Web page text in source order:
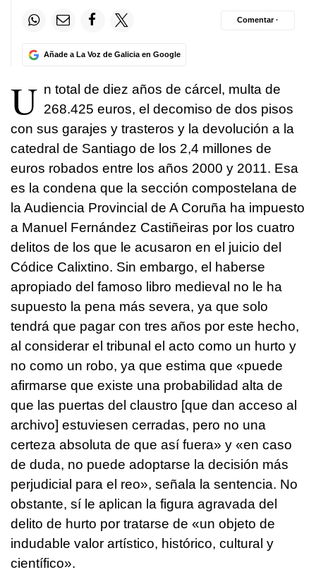
Añade a La Voz de Galicia en Google
Comentar ·
U n total de diez años de cárcel, multa de
268.425 euros, el decomiso de dos pisos
con sus garajes y trasteros y la devolución a la
catedral de Santiago de los 2,4 millones de
euros robados entre los años 2000 y 2011. Esa
es la condena que la sección compostelana de
la Audiencia Provincial de A Coruña ha impuesto
a Manuel Fernández Castiñeiras por los cuatro
delitos de los que le acusaron en el juicio del
Códice Calixtino. Sin embargo, el haberse
apropiado del famoso libro medieval no le ha
supuesto la pena más severa, ya que solo
tendrá que pagar con tres años por este hecho,
al considerar el tribunal el acto como un hurto y
no como un robo, ya que estima que «puede
afirmarse que existe una probabilidad alta de
que las puertas del claustro [que dan acceso al
archivo] estuviesen cerradas, pero no una
certeza absoluta de que así fuera» y «en caso
de duda, no puede adoptarse la decisión más
perjudicial para el reo», señala la sentencia. No
obstante, sí le aplican la figura agravada del
delito de hurto por tratarse de «un objeto de
indudable valor artístico, histórico, cultural y
científico».